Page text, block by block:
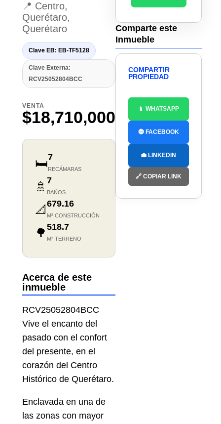
📍 Centro,
Querétaro,
Querétaro
Clave EB: EB-TF5128
Clave Externa:
RCV25052804BCC
VENTA
$18,710,000
🛏️7
RECÁMARAS
🚿 7
BAÑOS
📐 679.16
M² CONSTRUCCIÓN
🌳 518.7
M² TERRENO
Acerca de este
inmueble
RCV25052804BCC
Vive el encanto del
pasado con el confort
del presente, en el
corazón del Centro
Histórico de Querétaro.
Enclavada en una de
las zonas con mayor
Comparte este
Inmueble
COMPARTIR
PROPIEDAD
📱 WHATSAPP
🔵 FACEBOOK
💼 LINKEDIN
🔗 COPIAR LINK